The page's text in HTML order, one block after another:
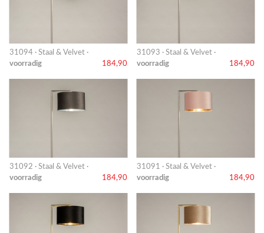
31094 · Staal & Velvet ·
voorradig
184,90
31093 · Staal & Velvet ·
voorradig
184,90
31092 · Staal & Velvet ·
voorradig
184,90
31091 · Staal & Velvet ·
voorradig
184,90